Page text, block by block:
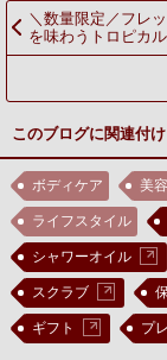
＼数量限定／フレ
を味わうトロピカル
「マンゴー・キウ
このブログに関連付
ボディケア 美
ライフスタイル
シャワーオイル
スクラブ
ギフト プ